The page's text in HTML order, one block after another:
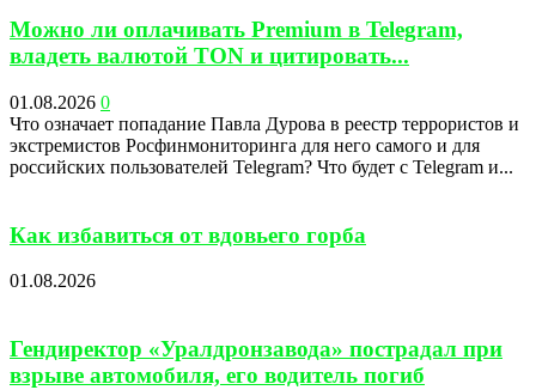
Можно ли оплачивать Premium в Telegram,
владеть валютой TON и цитировать...
01.08.2026 0
Что означает попадание Павла Дурова в реестр террористов и
экстремистов Росфинмониторинга для него самого и для
российских пользователей Telegram? Что будет с Telegram и...
Как избавиться от вдовьего горба
01.08.2026
Гендиректор «Уралдронзавода» пострадал при
взрыве автомобиля, его водитель погиб